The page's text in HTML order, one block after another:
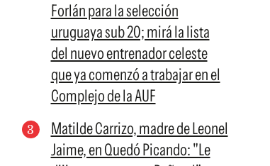
Forlán para la selección
uruguaya sub 20; mirá la lista
del nuevo entrenador celeste
que ya comenzó a trabajar en el
Complejo de la AUF
Matilde Carrizo, madre de Leonel
Jaime, en Quedó Picando: "Le